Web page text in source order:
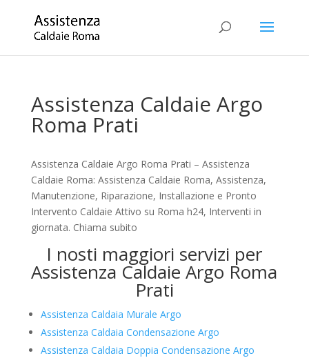
Assistenza Caldaie Argo
Roma Prati
Assistenza Caldaie Argo Roma Prati – Assistenza
Caldaie Roma: Assistenza Caldaie Roma, Assistenza,
Manutenzione, Riparazione, Installazione e Pronto
Intervento Caldaie Attivo su Roma h24, Interventi in
giornata. Chiama subito
I nosti maggiori servizi per
Assistenza Caldaie Argo Roma
Prati
Assistenza Caldaia Murale Argo
Assistenza Caldaia Condensazione Argo
Assistenza Caldaia Doppia Condensazione Argo